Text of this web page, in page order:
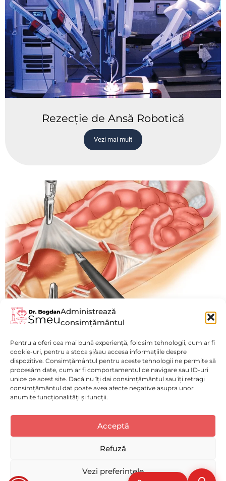
Administrează
consimțământul
Pentru a oferi cea mai bună experiență, folosim tehnologii, cum ar fi
cookie-uri, pentru a stoca și/sau accesa informațiile despre
dispozitive. Consimțământul pentru aceste tehnologii ne permite să
procesăm date, cum ar fi comportamentul de navigare sau ID-uri
unice pe acest site. Dacă nu îți dai consimțământul sau îți retragi
consimțământul dat poate avea afecte negative asupra unor
anumite funcționalități și funcții.
Acceptă
Refuză
Vezi preferințele
Rezecție de Ansă Robotică
Vezi mai mult
Rezecție de Ansă Laparoscopică
Vezi mai mult
Cum ți-ai evalua experiența pe acest website?
o
1
Foarte bună